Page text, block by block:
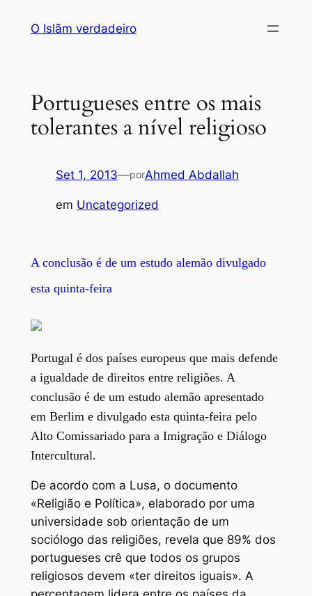
O Islãm verdadeiro
Portugueses entre os mais
tolerantes a nível religioso
Set 1, 2013—porAhmed Abdallah
em Uncategorized
A conclusão é de um estudo alemão divulgado
esta quinta-feira
Portugal é dos países europeus que mais defende
a igualdade de direitos entre religiões. A
conclusão é de um estudo alemão apresentado
em Berlim e divulgado esta quinta-feira pelo
Alto Comissariado para a Imigração e Diálogo
Intercultural.
De acordo com a Lusa, o documento
«Religião e Política», elaborado por uma
universidade sob orientação de um
sociólogo das religiões, revela que 89% dos
portugueses crê que todos os grupos
religiosos devem «ter direitos iguais». A